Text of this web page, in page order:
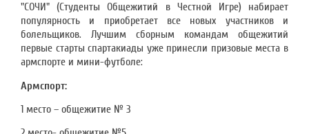
"СОЧИ" (Студенты Общежитий в Честной Игре) набирает
популярность и приобретает все новых участников и
болельщиков. Лучшим сборным командам общежитий
первые старты спартакиады уже принесли призовые места в
армспорте и мини-футболе:
Армспорт:
1 место – общежитие № 3